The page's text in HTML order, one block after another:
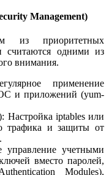
Management)
из приоритетных
считаются одними из
внимания.
применение
и приложений (yum-
Настройка iptables или
трафика и защиты от
управление учетными
вместо паролей,
Modules),